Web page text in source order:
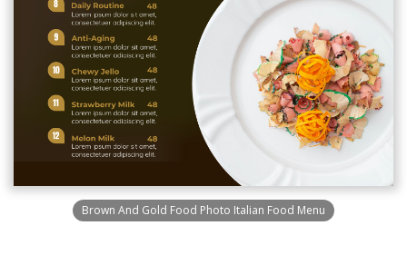
Brown And Gold Food Photo Italian Food Menu